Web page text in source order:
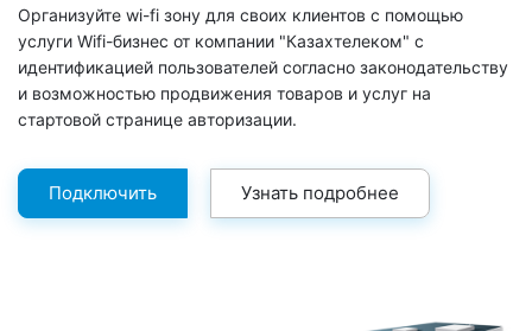
Организуйте wi-fi зону для своих клиентов с помощью
услуги Wifi-бизнес от компании "Казахтелеком" с
идентификацией пользователей согласно законодательству
и возможностью продвижения товаров и услуг на
стартовой странице авторизации.
Подключить Узнать подробнее